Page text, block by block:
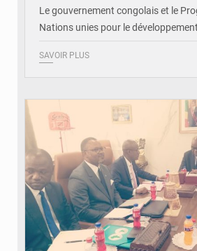
Le gouvernement congolais et le
Nations unies pour le
SAVOIR PLUS